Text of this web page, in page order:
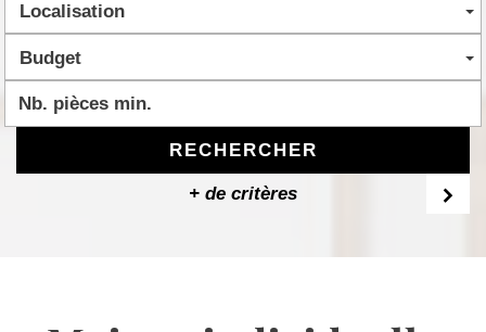
Localisation
Budget
RECHERCHER
+ de critères